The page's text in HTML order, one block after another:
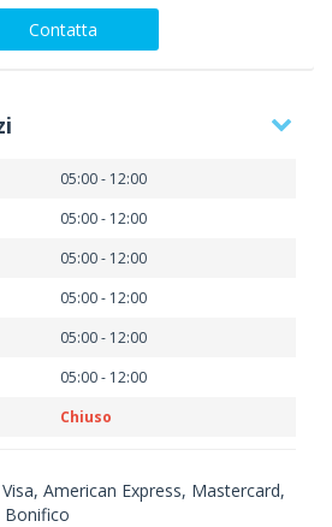
Contatta
05:00 - 12:00
05:00 - 12:00
05:00 - 12:00
05:00 - 12:00
05:00 - 12:00
05:00 - 12:00
Chiuso
American Express, Mastercard,
Bonifico